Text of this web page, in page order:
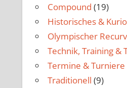
Compound (19)
Historisches &
Olympischer
Technik, Training &
Termine & Turniere
Traditionell (9)